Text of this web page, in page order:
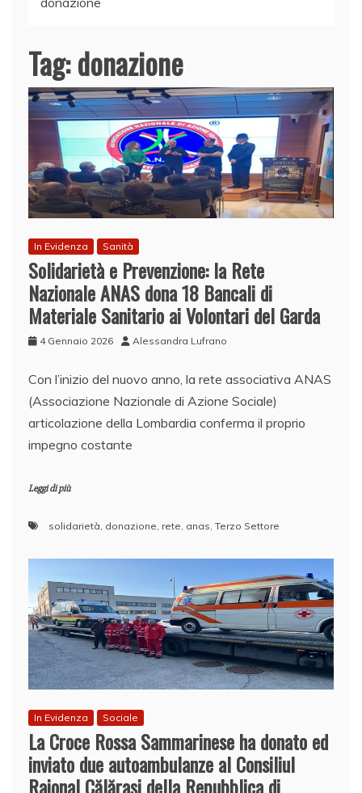
Tag:donazione
In Evidenza Sanità
Solidarietà e Prevenzione: la Rete
Nazionale ANAS dona 18 Bancali di
Materiale Sanitario ai Volontari del Garda
4 Gennaio 2026 Alessandra Lufrano
​Con l’inizio del nuovo anno, la rete associativa ANAS
(Associazione Nazionale di Azione Sociale)
articolazione della Lombardia conferma il proprio
impegno costante
Leggi di più
solidarietà, donazione, rete, anas, Terzo Settore
In Evidenza Sociale
La Croce Rossa Sammarinese ha donato ed
inviato due autoambulanze al Consiliul
Raional Călăraşi della Repubblica di